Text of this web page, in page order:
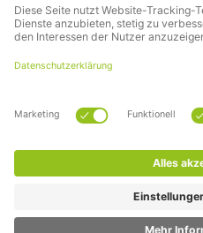
Telefon:+49 (0) 5903 258 990
E-mail:info@gardendreams.de